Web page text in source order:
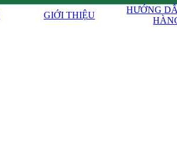
GIỚI THIỆU
HƯỚNG